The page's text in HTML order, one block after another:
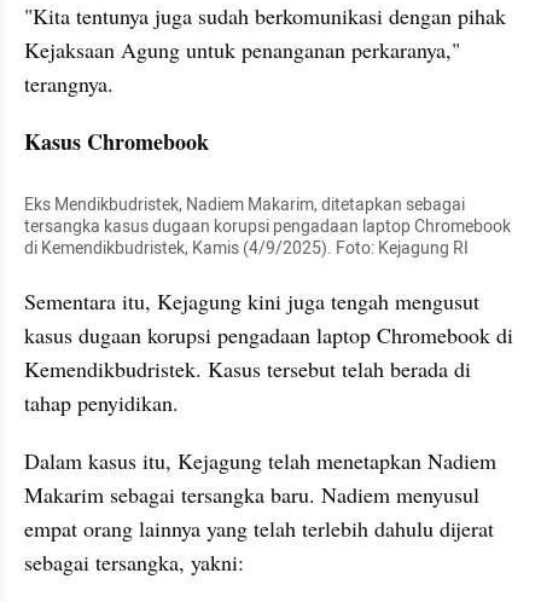
"Kita tentunya juga sudah berkomunikasi dengan pihak
Kejaksaan Agung untuk penanganan perkaranya,"
terangnya.
Kasus Chromebook
Eks Mendikbudristek, Nadiem Makarim, ditetapkan sebagai
tersangka kasus dugaan korupsi pengadaan laptop Chromebook
di Kemendikbudristek, Kamis (4/9/2025). Foto: Kejagung RI
Sementara itu, Kejagung kini juga tengah mengusut
kasus dugaan korupsi pengadaan laptop Chromebook di
Kemendikbudristek. Kasus tersebut telah berada di
tahap penyidikan.
Dalam kasus itu, Kejagung telah menetapkan Nadiem
Makarim sebagai tersangka baru. Nadiem menyusul
empat orang lainnya yang telah terlebih dahulu dijerat
sebagai tersangka, yakni: